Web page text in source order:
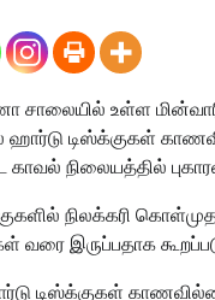
உள்ள
டிஸ்க்குகள்
காவல் நிலையத்தில்
நிலக்கரி
இருப்பதாக
டிஸ்க்குகள்